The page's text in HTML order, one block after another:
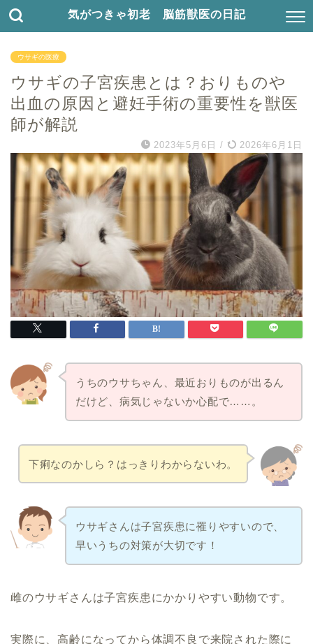
気がつきゃ初老 脳筋獣医の日記
ウサギの医療
ウサギの子宮疾患とは？おりものや
出血の原因と避妊手術の重要性を獣医
師が解説
2023年5月6日 / 2026年6月1日
うちのウサちゃん、最近おりものが出るん
だけど、病気じゃないか心配で……。
下痢なのかしら？はっきりわからないわ。
ウサギさんは子宮疾患に罹りやすいので、
早いうちの対策が大切です！
雌のウサギさんは子宮疾患にかかりやすい動物です。
実際に、高齢になってから体調不良で来院された際に